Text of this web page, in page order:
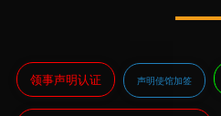
领事声明认证 声明使馆加签